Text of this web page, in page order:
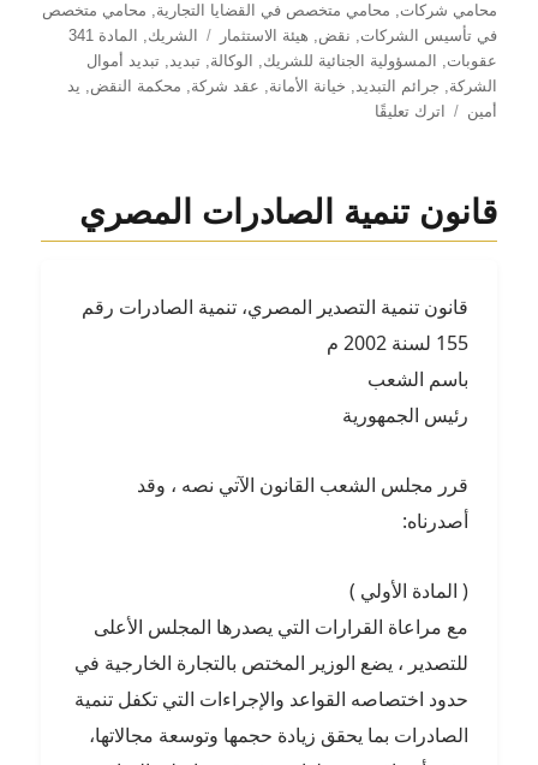
محامي شركات, محامي متخصص في القضايا التجارية, محامي متخصص
في تأسيس الشركات, نقض, هيئة الاستثمار الوسوم
الشريك,
المادة 341
عقوبات, المسؤولية الجنائية للشريك, الوكالة,تبديد,تبديد أموال
الشركة, جرائم التبديد, خيانة الأمانة, عقد شركة, محكمة النقض, يد
أمين
اترك تعليقًا
أموال
الشركات:
الشريك
جنائيًا
التبديد؟
قانون تنمية الصادرات المصري
قانون تنمية التصدير المصري، تنمية الصادرات رقم
155 لسنة 2002 م
باسم الشعب
رئيس الجمهورية
قرر مجلس الشعب القانون الآتي نصه ، وقد
أصدرناه:
( المادة الأولي )
مع مراعاة القرارات التي يصدرها المجلس الأعلى
للتصدير ، يضع الوزير المختص بالتجارة الخارجية في
حدود اختصاصه القواعد والإجراءات التي تكفل تنمية
الصادرات بما يحقق زيادة حجمها وتوسعة مجالاتها،